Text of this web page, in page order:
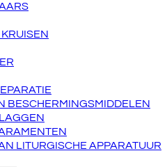
BESCHERMINGSMIDDELEN
LITURGISCHE APPARATUUR